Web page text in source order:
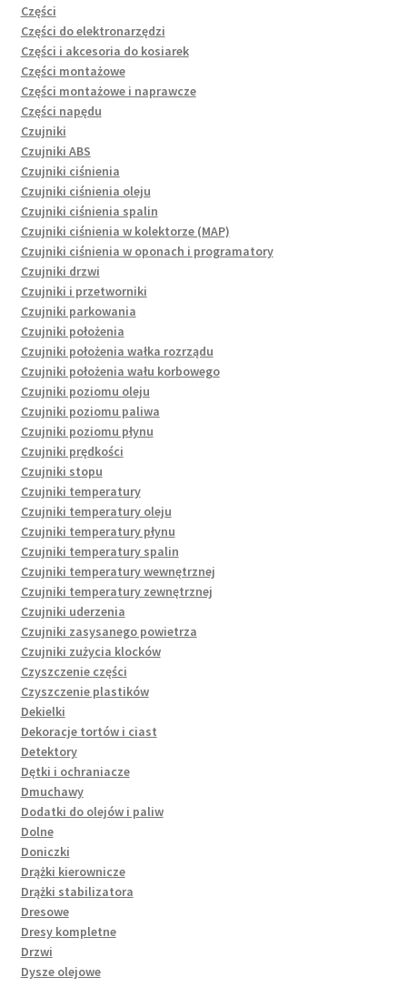
Części
Części do elektronarzędzi
Części i akcesoria do kosiarek
Części montażowe
Części montażowe i naprawcze
Części napędu
Czujniki
Czujniki ABS
Czujniki ciśnienia
Czujniki ciśnienia oleju
Czujniki ciśnienia spalin
Czujniki ciśnienia w kolektorze (MAP)
Czujniki ciśnienia w oponach i programatory
Czujniki drzwi
Czujniki i przetworniki
Czujniki parkowania
Czujniki położenia
Czujniki położenia wałka rozrządu
Czujniki położenia wału korbowego
Czujniki poziomu oleju
Czujniki poziomu paliwa
Czujniki poziomu płynu
Czujniki prędkości
Czujniki stopu
Czujniki temperatury
Czujniki temperatury oleju
Czujniki temperatury płynu
Czujniki temperatury spalin
Czujniki temperatury wewnętrznej
Czujniki temperatury zewnętrznej
Czujniki uderzenia
Czujniki zasysanego powietrza
Czujniki zużycia klocków
Czyszczenie części
Czyszczenie plastików
Dekielki
Dekoracje tortów i ciast
Detektory
Dętki i ochraniacze
Dmuchawy
Dodatki do olejów i paliw
Dolne
Doniczki
Drążki kierownicze
Drążki stabilizatora
Dresowe
Dresy kompletne
Drzwi
Dysze olejowe